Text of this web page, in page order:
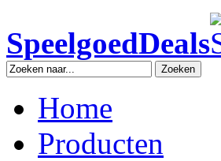
SpeelgoedDeals
Zoeken
Home
Producten